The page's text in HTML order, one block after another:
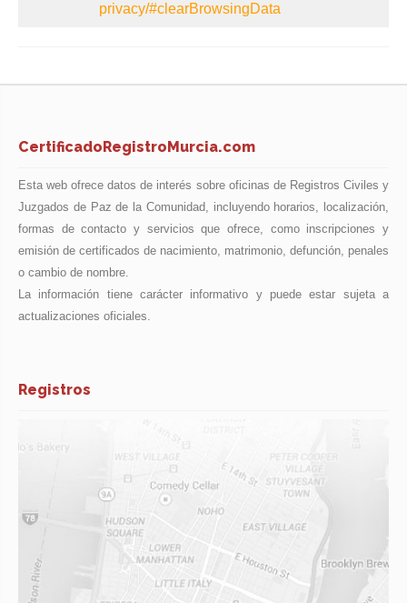
privacy/#clearBrowsingData
CertificadoRegistroMurcia.com
Esta web ofrece datos de interés sobre oficinas de Registros Civiles y
Juzgados de Paz de la Comunidad, incluyendo horarios, localización,
formas de contacto y servicios que ofrece, como inscripciones y
emisión de certificados de nacimiento, matrimonio, defunción, penales
o cambio de nombre.
La información tiene carácter informativo y puede estar sujeta a
actualizaciones oficiales.
Registros